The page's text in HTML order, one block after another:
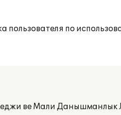
пользователя по
ве Мали Данышманлык